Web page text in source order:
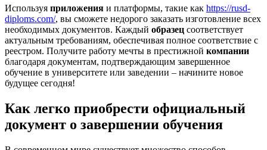
Используя приложения и платформы, такие как https://rusd-
diploms.com/, вы сможете недорого заказать изготовление всех
необходимых документов. Каждый образец соответствует
актуальным требованиям, обеспечивая полное соответствие с
реестром. Получите работу мечты в престижной компании
благодаря документам, подтверждающим завершенное
обучение в университете или заведении – начините новое
будущее сегодня!
Как легко приобрести официальный
документ о завершении обучения